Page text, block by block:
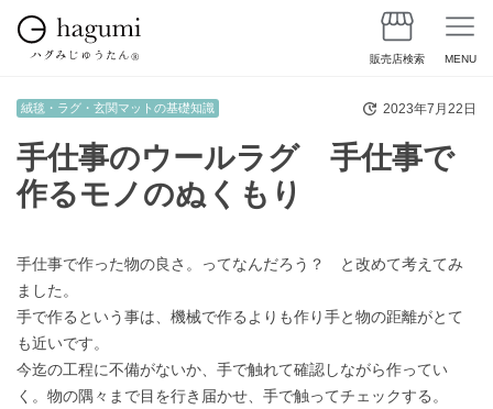
販売店検索 MENU
手仕事のウールラグ 手仕事で
作るモノのぬくもり
絨毯・ラグ・玄関マットの基礎知識 2023年7月22日
手仕事で作った物の良さ。ってなんだろう？ と改めて考えてみ
ました。
手で作るという事は、機械で作るよりも作り手と物の距離がとて
も近いです。
今迄の工程に不備がないか、手で触れて確認しながら作ってい
く。物の隅々まで目を行き届かせ、手で触ってチェックする。